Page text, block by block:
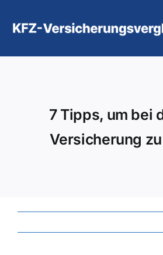
Inhalt
Hilfe und Kontakt
7 Tipps, um bei
Versicherung